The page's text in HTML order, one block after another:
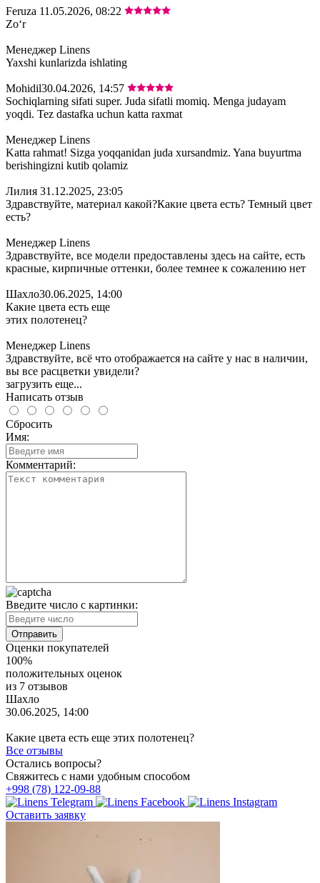
Feruza 11.05.2026, 08:22
Zoʻr
Менеджер Linens
Yaxshi kunlarizda ishlating
Mohidil30.04.2026, 14:57
Sochiqlarning sifati super. Juda sifatli momiq. Menga judayam
yoqdi. Tez dastafka uchun katta raxmat
Менеджер Linens
Katta rahmat! Sizga yoqqanidan juda xursandmiz. Yana buyurtma
berishingizni kutib qolamiz
Лилия 31.12.2025, 23:05
Здравствуйте, материал какой?Какие цвета есть? Темный цвет
есть?
Менеджер Linens
Здравствуйте, все модели предоставлены здесь на сайте, есть
красные, кирпичные оттенки, более темнее к сожалению нет
Шахло30.06.2025, 14:00
Какие цвета есть еще
этих полотенец?
Менеджер Linens
Здравствуйте, всё что отображается на сайте у нас в наличии,
вы все расцветки увидели?
загрузить еще...
Написать отзыв
Сбросить
Имя:
Комментарий:
Введите число с картинки:
Оценки покупателей
100%
положительных оценок
из 7 отзывов
Шахло
30.06.2025, 14:00
Какие цвета есть еще этих полотенец?
Все отзывы
Остались вопросы?
Свяжитесь с нами удобным способом
+998 (78) 122-09-88
Оставить заявку